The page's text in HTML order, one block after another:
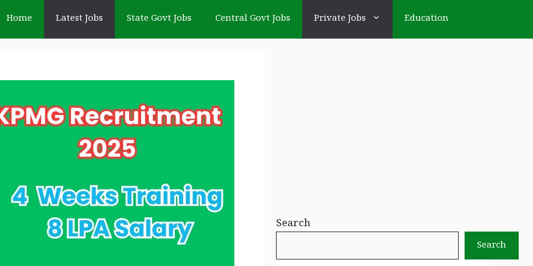
Home Latest Jobs State Govt Jobs Central Govt Jobs Private Jobs Education
Search
Search